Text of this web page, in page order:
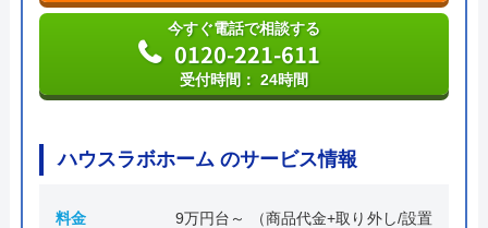
今すぐ電話で相談する
0120-221-611
受付時間： 24時間
ハウスラボホーム のサービス情報
料金
9万円台～ （商品代金+取り外し/設置